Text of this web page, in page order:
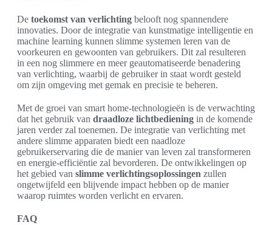
De toekomst van verlichting belooft nog spannendere
innovaties. Door de integratie van kunstmatige intelligentie en
machine learning kunnen slimme systemen leren van de
voorkeuren en gewoonten van gebruikers. Dit zal resulteren
in een nog slimmere en meer geautomatiseerde benadering
van verlichting, waarbij de gebruiker in staat wordt gesteld
om zijn omgeving met gemak en precisie te beheren.
Met de groei van smart home-technologieën is de verwachting
dat het gebruik van draadloze lichtbediening in de komende
jaren verder zal toenemen. De integratie van verlichting met
andere slimme apparaten biedt een naadloze
gebruikerservaring die de manier van leven zal transformeren
en energie-efficiëntie zal bevorderen. De ontwikkelingen op
het gebied van slimme verlichtingsoplossingen zullen
ongetwijfeld een blijvende impact hebben op de manier
waarop ruimtes worden verlicht en ervaren.
FAQ